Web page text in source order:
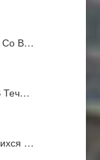
Со В…
Теч…
…